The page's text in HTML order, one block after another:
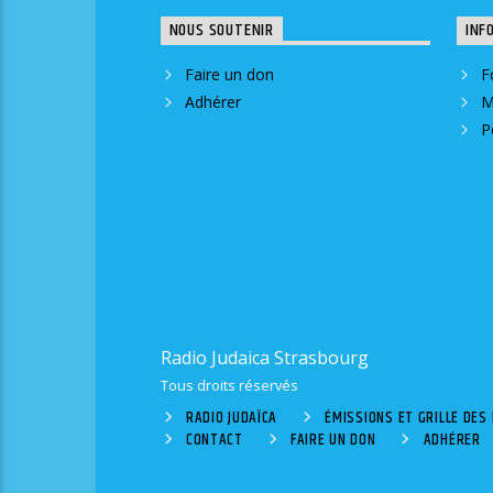
NOUS SOUTENIR
Faire un don
Adhérer
Radio Judaica Strasbourg
Tous droits réservés
RADIO JUDAÏCA ÉMISSIONS ET GRILLE DES
CONTACT
FAIRE UN DON ADHÉRER